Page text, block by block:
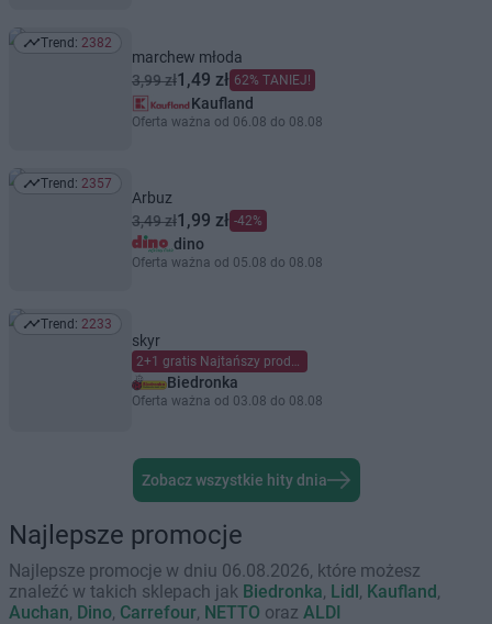
Trend: 2382
Trend: 2382
marchew młoda
3,99 zł1,49 zł 62% TANIEJ!
Kaufland
Oferta ważna od 06.08 do 08.08
Trend: 2357
Trend: 2357
Arbuz
3,49 zł1,99 zł -42%
dino
Oferta ważna od 05.08 do 08.08
Trend: 2233
Trend: 2233
skyr
2+1 gratis Najtańszy produkt gratis Mieszaj dowolnie Limit dzienny 6 szt. (maks. 2 gratis) na kartę Moja Biedronka.
Biedronka
Oferta ważna od 03.08 do 08.08
Zobacz wszystkie hity dnia
Najlepsze promocje
Najlepsze promocje w dniu 06.08.2026, które możesz
znaleźć w takich sklepach jak Biedronka, Lidl, Kaufland,
Auchan, Dino, Carrefour, NETTO oraz ALDI